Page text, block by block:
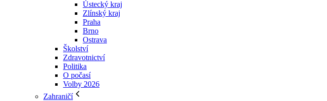
Ústecký kraj
Zlínský kraj
Praha
Brno
Ostrava
Školství
Zdravotnictví
Politika
O počasí
Volby 2026
Zahraničí